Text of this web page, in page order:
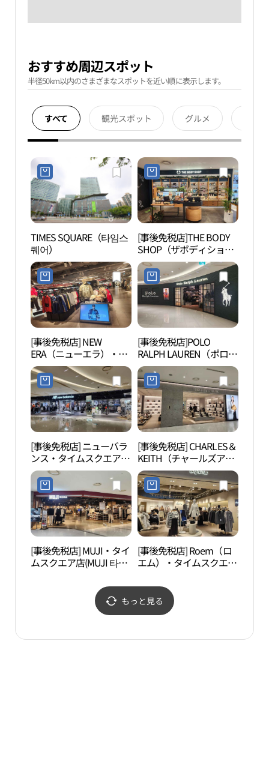
おすすめ周辺スポット
半径50km以内のさまざまなスポットを近い順に表示します。
すべて 観光スポット グルメ
TIMES SQUARE（타임스
퀘어）
[事後免税店]THE BODY
SHOP（ザボディショッ
プ）・ロッテ百貨店ヨン
ドゥンポ（永登浦）店
(더바디샵 롯데백화점 영
등포점)
[事後免税店] NEW
ERA（ニューエラ）・タ
イムスクエア店(뉴에라
타임스퀘어점)
[事後免税店]POLO
RALPH LAUREN（ポロラ
ルフローレン）・タイム
スクエア店(폴로랄프로
렌 타임스퀘어점)
[事後免税店] ニューバラ
ンス・タイムスクエア店
(뉴발란스 타임스퀘어점)
[事後免税店] CHARLES＆
KEITH（チャールズアン
ドキース）・タイムスク
エア店(찰스앤키스 타임
스퀘어점)
[事後免税店] MUJI・タイ
ムスクエア店(MUJI 타임
[事後免税店] Roem（ロ
エム）・タイムスクエア
もっと見る